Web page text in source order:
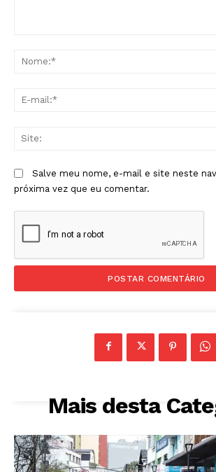
Salve meu nome, e-mail e site neste
próxima vez que eu comentar.
Mais desta